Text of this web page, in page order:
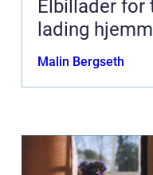
Elbillader for
lading
Malin Bergseth